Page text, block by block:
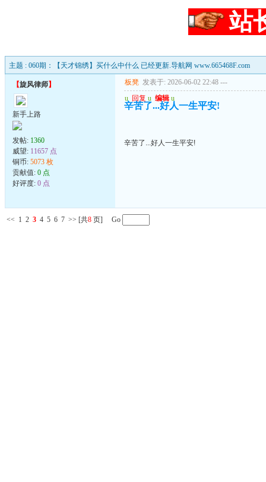
站
主题 : 060期：【天才锦绣】买什么中什么 已经更新.导航网 www.665468F.com
【旋风律师】
新手上路
发帖: 1360
威望: 11657 点
铜币: 5073 枚
贡献值: 0 点
好评度: 0 点
板凳 发表于: 2026-06-02 22:48 ---
u 回复 u 编辑 u
辛苦了...好人一生平安!
辛苦了...好人一生平安!
<< 1 2 3 4 5 6 7 >> [共8 页] Go